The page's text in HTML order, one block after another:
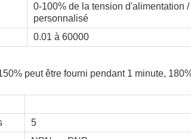
0-100% de la tension d'alimentation
personnalisé
0.01 à 60000
peut être fourni pendant 1 minute,
5